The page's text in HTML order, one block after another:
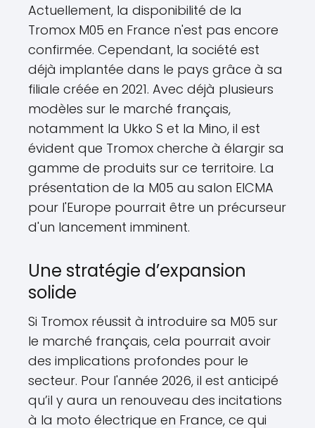
Actuellement, la disponibilité de la
Tromox M05 en France n'est pas encore
confirmée. Cependant, la société est
déjà implantée dans le pays grâce à sa
filiale créée en 2021. Avec déjà plusieurs
modèles sur le marché français,
notamment la Ukko S et la Mino, il est
évident que Tromox cherche à élargir sa
gamme de produits sur ce territoire. La
présentation de la M05 au salon EICMA
pour l'Europe pourrait être un précurseur
d'un lancement imminent.
Une stratégie d’expansion
solide
Si Tromox réussit à introduire sa M05 sur
le marché français, cela pourrait avoir
des implications profondes pour le
secteur. Pour l'année 2026, il est anticipé
qu’il y aura un renouveau des incitations
à la moto électrique en France, ce qui